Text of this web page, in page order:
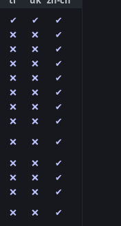
✔ ✔
✔
❌ ❌
✔
❌ ❌
✔
❌ ❌
✔
❌ ❌
✔
❌ ❌
✔
❌ ❌
✔
❌ ❌
✔
❌ ❌
✔
❌ ❌
✔
❌ ❌
✔
❌ ❌
✔
❌ ❌
✔